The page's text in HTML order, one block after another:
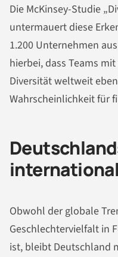
Die McKinsey-Studie
untermauert diese
1.200 Unternehmen
hierbei, dass Teams
Diversität weltweit
Wahrscheinlichkeit für
Obwohl der globale
Geschlechtervielfalt in
ist, bleibt Deutschland